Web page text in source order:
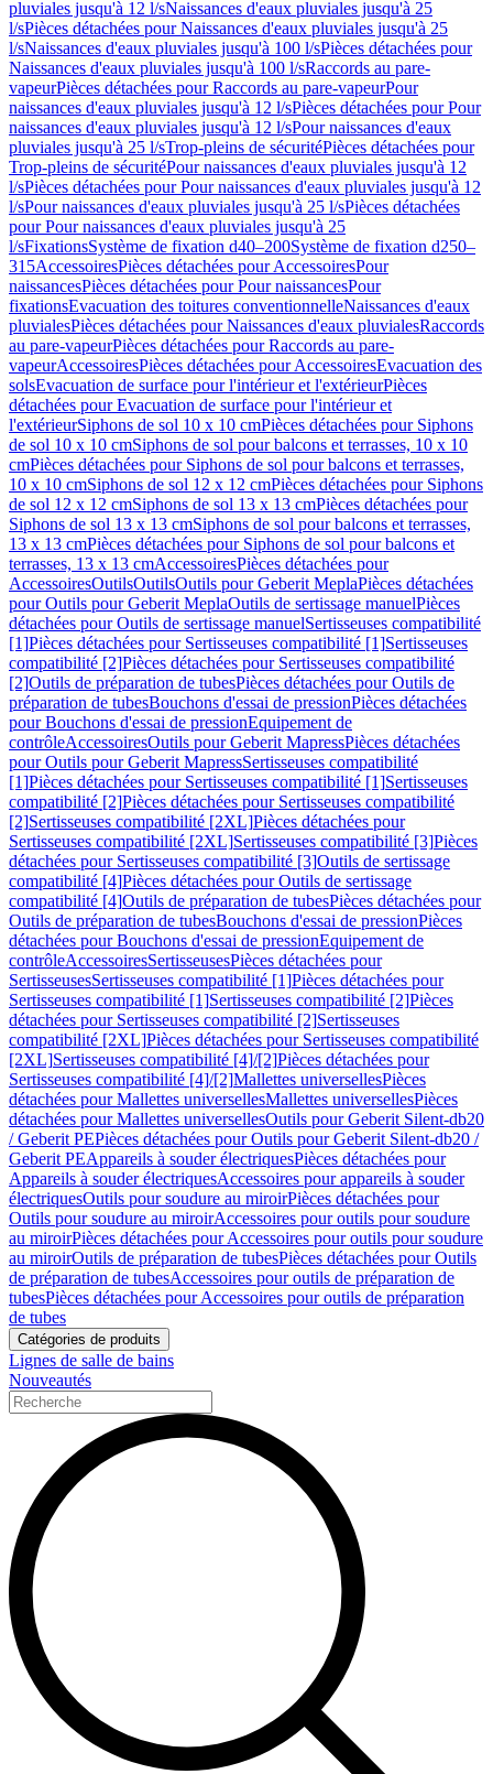
pluviales jusqu'à 12 l/sNaissances d'eaux pluviales jusqu'à 25
l/sPièces détachées pour Naissances d'eaux pluviales jusqu'à 25
l/sNaissances d'eaux pluviales jusqu'à 100 l/sPièces détachées pour
Naissances d'eaux pluviales jusqu'à 100 l/sRaccords au pare-
vapeurPièces détachées pour Raccords au pare-vapeurPour
naissances d'eaux pluviales jusqu'à 12 l/sPièces détachées pour Pour
naissances d'eaux pluviales jusqu'à 12 l/sPour naissances d'eaux
pluviales jusqu'à 25 l/sTrop-pleins de sécuritéPièces détachées pour
Trop-pleins de sécuritéPour naissances d'eaux pluviales jusqu'à 12
l/sPièces détachées pour Pour naissances d'eaux pluviales jusqu'à 12
l/sPour naissances d'eaux pluviales jusqu'à 25 l/sPièces détachées
pour Pour naissances d'eaux pluviales jusqu'à 25
l/sFixationsSystème de fixation d40–200Système de fixation d250–
315AccessoiresPièces détachées pour AccessoiresPour
naissancesPièces détachées pour Pour naissancesPour
fixationsEvacuation des toitures conventionnelleNaissances d'eaux
pluvialesPièces détachées pour Naissances d'eaux pluvialesRaccords
au pare-vapeurPièces détachées pour Raccords au pare-
vapeurAccessoiresPièces détachées pour AccessoiresEvacuation des
solsEvacuation de surface pour l'intérieur et l'extérieurPièces
détachées pour Evacuation de surface pour l'intérieur et
l'extérieurSiphons de sol 10 x 10 cmPièces détachées pour Siphons
de sol 10 x 10 cmSiphons de sol pour balcons et terrasses, 10 x 10
cmPièces détachées pour Siphons de sol pour balcons et terrasses,
10 x 10 cmSiphons de sol 12 x 12 cmPièces détachées pour Siphons
de sol 12 x 12 cmSiphons de sol 13 x 13 cmPièces détachées pour
Siphons de sol 13 x 13 cmSiphons de sol pour balcons et terrasses,
13 x 13 cmPièces détachées pour Siphons de sol pour balcons et
terrasses, 13 x 13 cmAccessoiresPièces détachées pour
AccessoiresOutilsOutilsOutils pour Geberit MeplaPièces détachées
pour Outils pour Geberit MeplaOutils de sertissage manuelPièces
détachées pour Outils de sertissage manuelSertisseuses compatibilité
[1]Pièces détachées pour Sertisseuses compatibilité [1]Sertisseuses
compatibilité [2]Pièces détachées pour Sertisseuses compatibilité
[2]Outils de préparation de tubesPièces détachées pour Outils de
préparation de tubesBouchons d'essai de pressionPièces détachées
pour Bouchons d'essai de pressionEquipement de
contrôleAccessoiresOutils pour Geberit MapressPièces détachées
pour Outils pour Geberit MapressSertisseuses compatibilité
[1]Pièces détachées pour Sertisseuses compatibilité [1]Sertisseuses
compatibilité [2]Pièces détachées pour Sertisseuses compatibilité
[2]Sertisseuses compatibilité [2XL]Pièces détachées pour
Sertisseuses compatibilité [2XL]Sertisseuses compatibilité [3]Pièces
détachées pour Sertisseuses compatibilité [3]Outils de sertissage
compatibilité [4]Pièces détachées pour Outils de sertissage
compatibilité [4]Outils de préparation de tubesPièces détachées pour
Outils de préparation de tubesBouchons d'essai de pressionPièces
détachées pour Bouchons d'essai de pressionEquipement de
contrôleAccessoiresSertisseusesPièces détachées pour
SertisseusesSertisseuses compatibilité [1]Pièces détachées pour
Sertisseuses compatibilité [1]Sertisseuses compatibilité [2]Pièces
détachées pour Sertisseuses compatibilité [2]Sertisseuses
compatibilité [2XL]Pièces détachées pour Sertisseuses compatibilité
[2XL]Sertisseuses compatibilité [4]/[2]Pièces détachées pour
Sertisseuses compatibilité [4]/[2]Mallettes universellesPièces
détachées pour Mallettes universellesMallettes universellesPièces
détachées pour Mallettes universellesOutils pour Geberit Silent-db20
/ Geberit PEPièces détachées pour Outils pour Geberit Silent-db20 /
Geberit PEAppareils à souder électriquesPièces détachées pour
Appareils à souder électriquesAccessoires pour appareils à souder
électriquesOutils pour soudure au miroirPièces détachées pour
Outils pour soudure au miroirAccessoires pour outils pour soudure
au miroirPièces détachées pour Accessoires pour outils pour soudure
au miroirOutils de préparation de tubesPièces détachées pour Outils
de préparation de tubesAccessoires pour outils de préparation de
tubesPièces détachées pour Accessoires pour outils de préparation
de tubes
Catégories de produits
Lignes de salle de bains
Nouveautés